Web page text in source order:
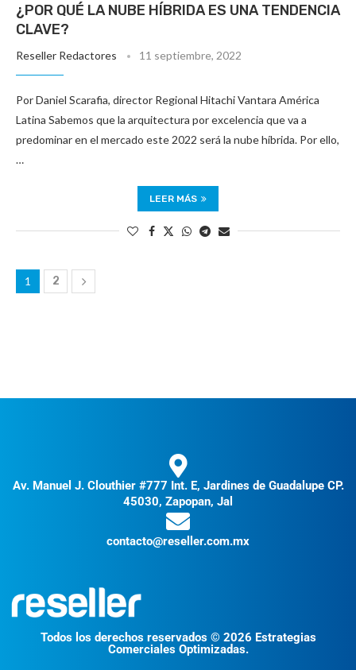
¿POR QUÉ LA NUBE HÍBRIDA ES UNA TENDENCIA
CLAVE?
Reseller Redactores 11 septiembre, 2022
Por Daniel Scarafia, director Regional Hitachi Vantara América
Latina Sabemos que la arquitectura por excelencia que va a
predominar en el mercado este 2022 será la nube híbrida. Por ello,
…
LEER MÁS
1 2
Av. Manuel J. Clouthier #777 Int. E, Jardines de Guadalupe CP.
45030, Zapopan, Jal
contacto@reseller.com.mx
Todos los derechos reservados © 2026 Estrategias
Comerciales Optimizadas.